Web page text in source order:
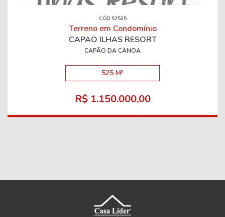
CÓD 57525
Terreno em Condomínio
CAPÃO ILHAS RESORT
CAPÃO DA CANOA
525 M²
R$ 1.150.000,00